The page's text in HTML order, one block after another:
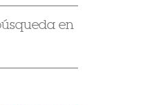
en